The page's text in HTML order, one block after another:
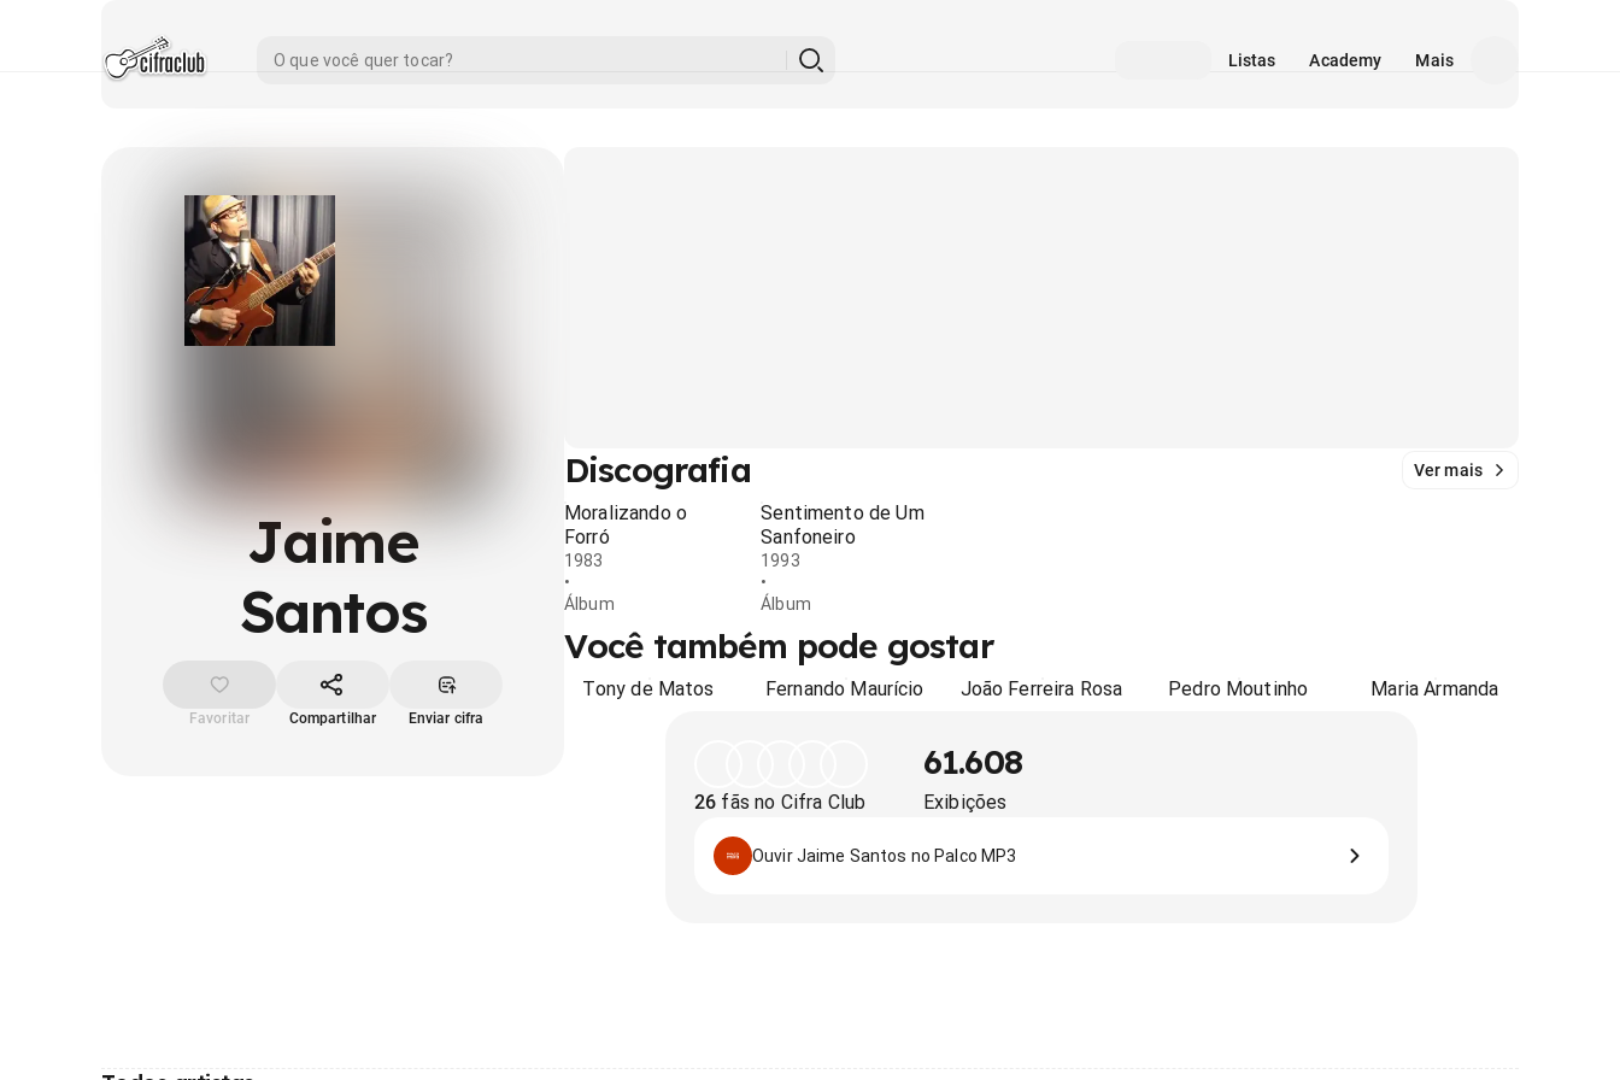
Listas Academy Mais
Jaime
Santos
Favoritar Compartilhar Enviar cifra
Discografia Ver mais
Moralizando o
Forró
1983
•
Álbum
Sentimento de Um
Sanfoneiro
1993
•
Álbum
Você também pode gostar
Tony de Matos Fernando Maurício João Ferreira Rosa Pedro Moutinho Maria Armanda
26 fãs no Cifra Club
61.608
Exibições
Ouvir Jaime Santos no Palco MP3